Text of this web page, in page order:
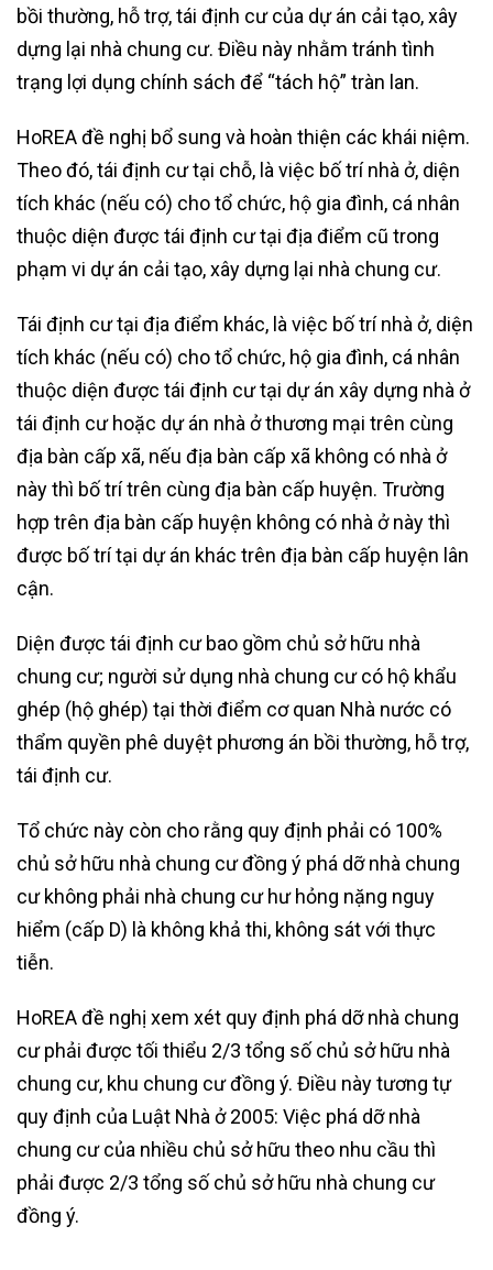
bồi thường, hỗ trợ, tái định cư của dự án cải tạo, xây
dựng lại nhà chung cư. Điều này nhằm tránh tình
trạng lợi dụng chính sách để “tách hộ” tràn lan.
HoREA đề nghị bổ sung và hoàn thiện các khái niệm.
Theo đó, tái định cư tại chỗ, là việc bố trí nhà ở, diện
tích khác (nếu có) cho tổ chức, hộ gia đình, cá nhân
thuộc diện được tái định cư tại địa điểm cũ trong
phạm vi dự án cải tạo, xây dựng lại nhà chung cư.
Tái định cư tại địa điểm khác, là việc bố trí nhà ở, diện
tích khác (nếu có) cho tổ chức, hộ gia đình, cá nhân
thuộc diện được tái định cư tại dự án xây dựng nhà ở
tái định cư hoặc dự án nhà ở thương mại trên cùng
địa bàn cấp xã, nếu địa bàn cấp xã không có nhà ở
này thì bố trí trên cùng địa bàn cấp huyện. Trường
hợp trên địa bàn cấp huyện không có nhà ở này thì
được bố trí tại dự án khác trên địa bàn cấp huyện lân
cận.
Diện được tái định cư bao gồm chủ sở hữu nhà
chung cư; người sử dụng nhà chung cư có hộ khẩu
ghép (hộ ghép) tại thời điểm cơ quan Nhà nước có
thẩm quyền phê duyệt phương án bồi thường, hỗ trợ,
tái định cư.
Tổ chức này còn cho rằng quy định phải có 100%
chủ sở hữu nhà chung cư đồng ý phá dỡ nhà chung
cư không phải nhà chung cư hư hỏng nặng nguy
hiểm (cấp D) là không khả thi, không sát với thực
tiễn.
HoREA đề nghị xem xét quy định phá dỡ nhà chung
cư phải được tối thiểu 2/3 tổng số chủ sở hữu nhà
chung cư, khu chung cư đồng ý. Điều này tương tự
quy định của Luật Nhà ở 2005: Việc phá dỡ nhà
chung cư của nhiều chủ sở hữu theo nhu cầu thì
phải được 2/3 tổng số chủ sở hữu nhà chung cư
đồng ý.